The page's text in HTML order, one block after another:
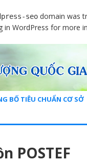
seo domain was
in WordPress for more
BỐ TIÊU CHUẨN CƠ SỞ
POSTEF